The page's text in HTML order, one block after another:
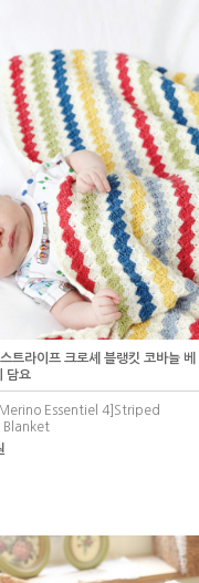
트라이프 크로셰 블랭킷 코바늘 베
담요
Essentiel 4]Striped
Blanket